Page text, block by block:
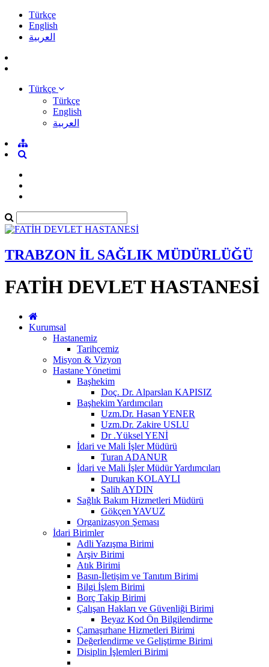
Türkçe
English
العربية
Türkçe
Türkçe
English
العربية
TRABZON İL SAĞLIK MÜDÜRLÜĞÜ
FATİH DEVLET HASTANESİ
Kurumsal
Hastanemiz
Tarihçemiz
Misyon & Vizyon
Hastane Yönetimi
Başhekim
Doç. Dr. Alparslan KAPISIZ
Başhekim Yardımcıları
Uzm.Dr. Hasan YENER
Uzm.Dr. Zakire USLU
Dr .Yüksel YENİ
İdari ve Mali İşler Müdürü
Turan ADANUR
İdari ve Mali İşler Müdür Yardımcıları
Durukan KOLAYLI
Salih AYDIN
Sağlık Bakım Hizmetleri Müdürü
Gökçen YAVUZ
Organizasyon Şeması
İdari Birimler
Adli Yazışma Birimi
Arşiv Birimi
Atık Birimi
Basın-İletişim ve Tanıtım Birimi
Bilgi İşlem Birimi
Borç Takip Birimi
Çalışan Hakları ve Güvenliği Birimi
Beyaz Kod Ön Bilgilendirme
Çamaşırhane Hizmetleri Birimi
Değerlendirme ve Geliştirme Birimi
Disiplin İşlemleri Birimi